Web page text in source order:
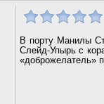
В порту Манилы
Слейд-Упырь с
«доброжелатель»